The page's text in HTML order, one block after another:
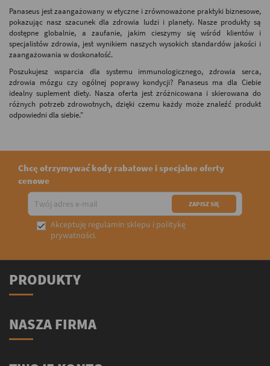
Panaseus jest zaangażowany w etyczne i zrównoważone praktyki biznesowe,
pokazując nasz szacunek dla zdrowia ludzi i planety. Nasze produkty są
dostępne globalnie, a zaufanie, jakim cieszymy się wśród klientów i
specjalistów zdrowia, jest wynikiem naszych wysokich standardów jakości i
zaangażowania w doskonałość.
Poszukujesz wsparcia dla systemu immunologicznego, zdrowia serca,
zdrowia mózgu czy ogólnej poprawy kondycji? Panaseus ma dla Ciebie
idealny suplement diety. Nasza oferta jest zróżnicowana i skierowana do
różnych potrzeb zdrowotnych, dzięki czemu każdy może znaleźć produkt
odpowiedni dla siebie."
Chcę otrzymywać kody rabatowe i specjalne oferty
cenowe
 Akceptuję regulamin sklepu i politykę
prywatności.
PRODUKTY
NASZA FIRMA